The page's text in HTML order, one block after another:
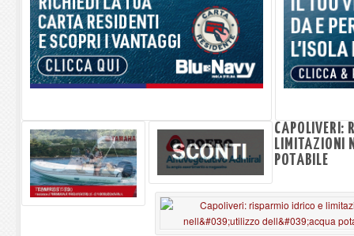
Chi ha paura di Paolo di Pietro Diversi inaugura una nuova pagina
CAPOLIVERI:
LIMITAZIONI
POTABILE